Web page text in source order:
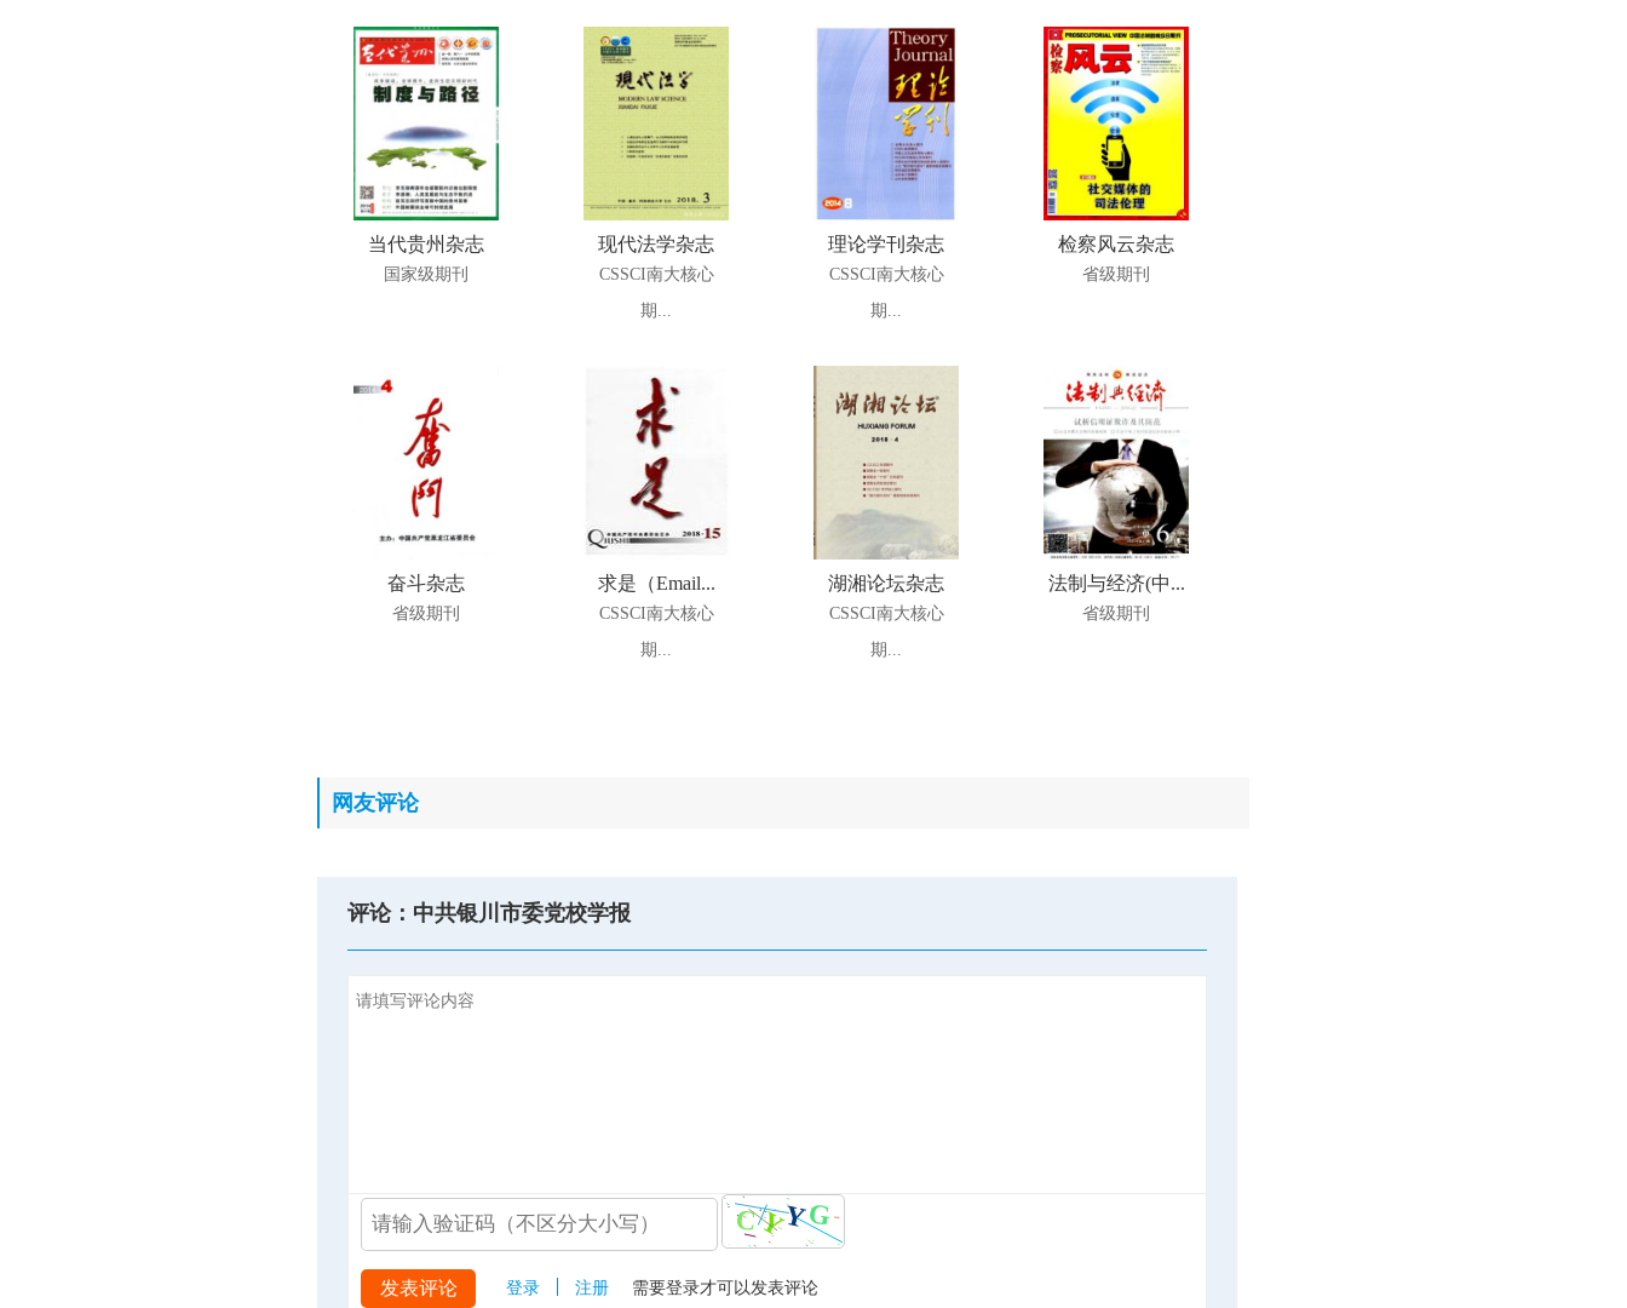
当代贵州杂志
国家级期刊
现代法学杂志
CSSCI南大核心
期...
理论学刊杂志
CSSCI南大核心
期...
检察风云杂志
省级期刊
奋斗杂志
省级期刊
求是（Email...
CSSCI南大核心
期...
湖湘论坛杂志
CSSCI南大核心
期...
法制与经济(中...
省级期刊
网友评论
评论：中共银川市委党校学报
发表评论 登录 注册 需要登录才可以发表评论